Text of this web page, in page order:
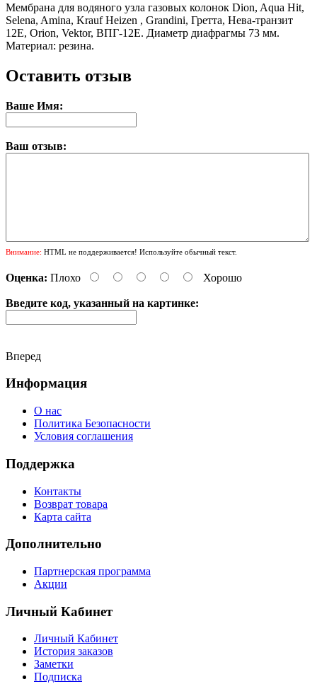
Мембрана для водяного узла газовых колонок Dion, Aqua Hit,
Selena, Amina, Krauf Heizen , Grandini, Гретта, Нева-транзит
12Е, Orion, Vektor, ВПГ-12Е. Диаметр диафрагмы 73 мм.
Материал: резина.
Оставить отзыв
Ваше Имя:
Ваш отзыв:
Внимание: HTML не поддерживается! Используйте обычный текст.
Оценка: Плохо Хорошо
Введите код, указанный на картинке:
Вперед
Информация
О нас
Политика Безопасности
Условия соглашения
Поддержка
Контакты
Возврат товара
Карта сайта
Дополнительно
Партнерская программа
Акции
Личный Кабинет
Личный Кабинет
История заказов
Заметки
Подписка